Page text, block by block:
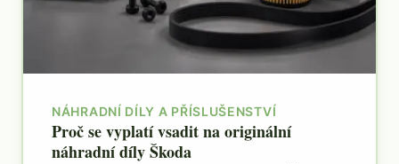
NÁHRADNÍ DÍLY A PŘÍSLUŠENSTVÍ
Proč se vyplatí vsadit na originální
náhradní díly Škoda